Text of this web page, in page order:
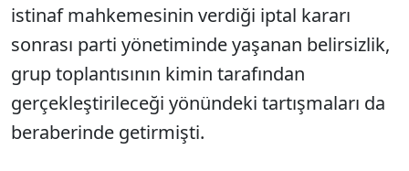
istinaf mahkemesinin verdiği iptal kararı
sonrası parti yönetiminde yaşanan belirsizlik,
grup toplantısının kimin tarafından
gerçekleştirileceği yönündeki tartışmaları da
beraberinde getirmişti.